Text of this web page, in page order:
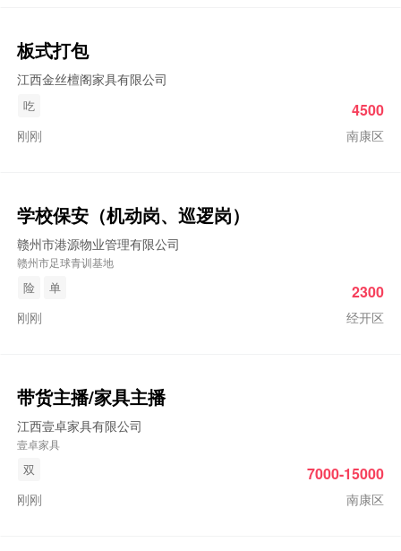
板式打包
江西金丝檀阁家具有限公司
吃
刚刚 南康区
4500
学校保安（机动岗、巡逻岗）
赣州市港源物业管理有限公司
赣州市足球青训基地
险 单
刚刚 经开区
2300
带货主播/家具主播
江西壹卓家具有限公司
壹卓家具
双
刚刚 南康区
7000-15000